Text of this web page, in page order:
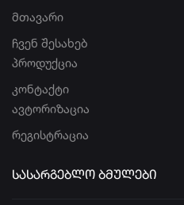
მთავარი
ჩვენ შესახებ
პროდუქცია
კონტაქტი
ავტორიზაცია
რეგისტრაცია
ᲡᲐᲡᲐᲠᲒᲔᲑᲚᲝ ᲑᲛᲣᲚᲔᲑᲘ